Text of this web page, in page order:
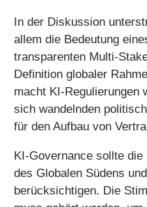
In der Diskussion
allem die Bedeutung
transparenten Multi-
Definition globaler
macht KI-Regulierungen
sich wandelnden
für den Aufbau von
KI-Governance sollte
des Globalen Südens
berücksichtigen. Die